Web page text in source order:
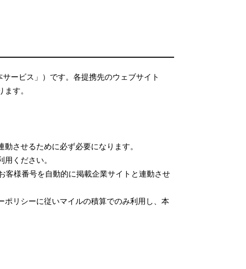
ービス」）です。各提携先のウェブサイト
す。
させるために必ず必要になります。
ください。
客様番号を自動的に掲載企業サイトと連動させ
ポリシーに従いマイルの積算でのみ利用し、本